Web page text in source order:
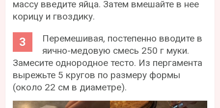
массу введите яйца. Затем вмешайте в нее
корицу и гвоздику.
Перемешивая, постепенно вводите в
яично-медовую смесь 250 г муки.
Замесите однородное тесто. Из пергамента
вырежьте 5 кругов по размеру формы
(около 22 см в диаметре).